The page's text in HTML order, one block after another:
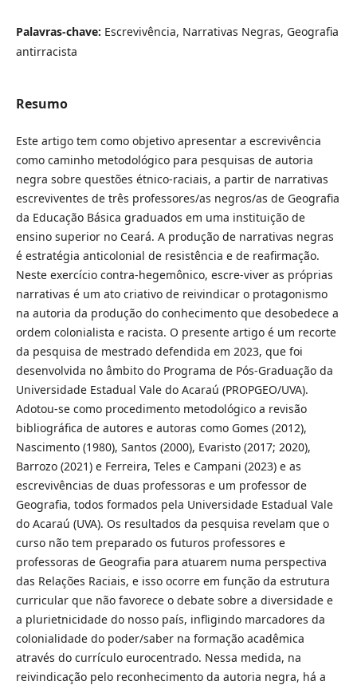
Palavras-chave: Escrevivência, Narrativas Negras, Geografia
antirracista
Resumo
Este artigo tem como objetivo apresentar a escrevivência
como caminho metodológico para pesquisas de autoria
negra sobre questões étnico-raciais, a partir de narrativas
escreviventes de três professores/as negros/as de Geografia
da Educação Básica graduados em uma instituição de
ensino superior no Ceará. A produção de narrativas negras
é estratégia anticolonial de resistência e de reafirmação.
Neste exercício contra-hegemônico, escre-viver as próprias
narrativas é um ato criativo de reivindicar o protagonismo
na autoria da produção do conhecimento que desobedece a
ordem colonialista e racista. O presente artigo é um recorte
da pesquisa de mestrado defendida em 2023, que foi
desenvolvida no âmbito do Programa de Pós-Graduação da
Universidade Estadual Vale do Acaraú (PROPGEO/UVA).
Adotou-se como procedimento metodológico a revisão
bibliográfica de autores e autoras como Gomes (2012),
Nascimento (1980), Santos (2000), Evaristo (2017; 2020),
Barrozo (2021) e Ferreira, Teles e Campani (2023) e as
escrevivências de duas professoras e um professor de
Geografia, todos formados pela Universidade Estadual Vale
do Acaraú (UVA). Os resultados da pesquisa revelam que o
curso não tem preparado os futuros professores e
professoras de Geografia para atuarem numa perspectiva
das Relações Raciais, e isso ocorre em função da estrutura
curricular que não favorece o debate sobre a diversidade e
a plurietnicidade do nosso país, infligindo marcadores da
colonialidade do poder/saber na formação acadêmica
através do currículo eurocentrado. Nessa medida, na
reivindicação pelo reconhecimento da autoria negra, há a